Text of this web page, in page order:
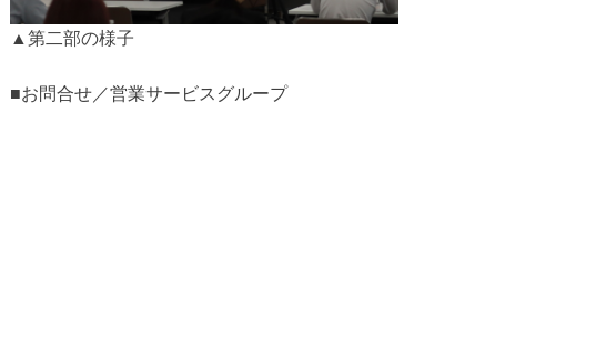
▲第二部の様子
■お問合せ／営業サービスグループ